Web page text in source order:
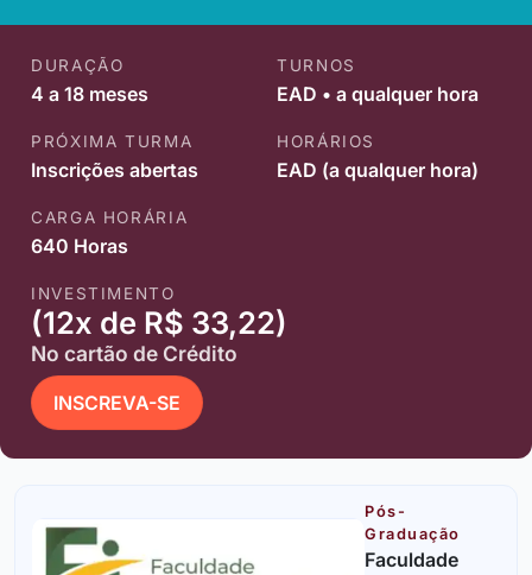
DURAÇÃO
4 a 18 meses
TURNOS
EAD • a qualquer hora
PRÓXIMA TURMA
Inscrições abertas
HORÁRIOS
EAD (a qualquer hora)
CARGA HORÁRIA
640 Horas
INVESTIMENTO
(12x de R$ 33,22)
No cartão de Crédito
INSCREVA-SE
Pós-
Graduação
Faculdade